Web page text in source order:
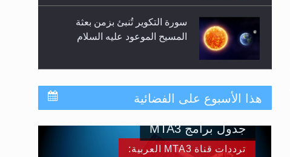
سورة التكوير تُنبئ بزمن بعثة
المسيح الموعود عليه السلام
حقيقة المسيح الدجال
القرآن قاضٍ وحكمٌ على السنة
هذا الأسبوع على الفضائية
ترددات قناة MTA3 العربية:
جدول برامج MTA3